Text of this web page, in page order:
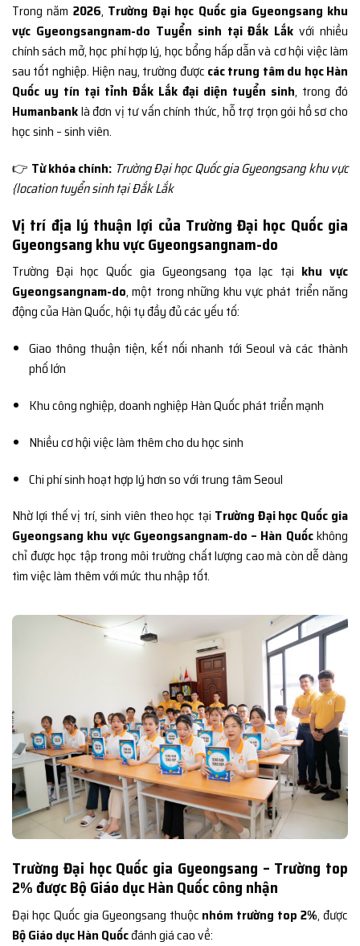
Trong năm 2026, Trường Đại học Quốc gia Gyeongsang khu
vực Gyeongsangnam-do Tuyển sinh tại Đắk Lắkvới nhiều
chính sách mở, học phí hợp lý, học bổng hấp dẫn và cơ hội việc làm
sau tốt nghiệp. Hiện nay, trường được các trung tâm du học Hàn
Quốc uy tín tại tỉnh Đắk Lắk đại diện tuyển sinh, trong đó
Humanbanklà đơn vị tư vấn chính thức, hỗ trợ trọn gói hồ sơ cho
học sinh – sinh viên.
👉 Từ khóa chính: Trường Đại học Quốc gia Gyeongsang khu vực
{location tuyển sinh tại Đắk Lắk
Vị trí địa lý thuận lợi của Trường Đại học Quốc gia
Gyeongsang khu vực Gyeongsangnam-do
Trường Đại học Quốc gia Gyeongsang tọa lạc tại khu vực
Gyeongsangnam-do, một trong những khu vực phát triển năng
động của Hàn Quốc, hội tụ đầy đủ các yếu tố:
Giao thông thuận tiện, kết nối nhanh tới Seoul và các thành
phố lớn
Khu công nghiệp, doanh nghiệp Hàn Quốc phát triển mạnh
Nhiều cơ hội việc làm thêm cho du học sinh
Chi phí sinh hoạt hợp lý hơn so với trung tâm Seoul
Nhờ lợi thế vị trí, sinh viên theo học tại Trường Đại học Quốc gia
Gyeongsang khu vực Gyeongsangnam-do – Hàn Quốckhông
chỉ được học tập trong môi trường chất lượng cao mà còn dễ dàng
tìm việc làm thêm với mức thu nhập tốt.
Trường Đại học Quốc gia Gyeongsang – Trường top
2% được Bộ Giáo dục Hàn Quốc công nhận
Đại học Quốc gia Gyeongsang thuộc nhóm trường top 2%, được
Bộ Giáo dục Hàn Quốcđánh giá cao về: